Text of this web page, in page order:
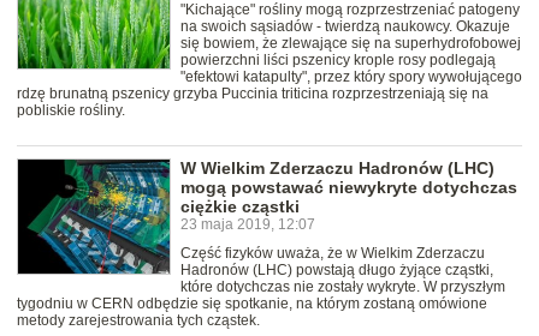
"Kichające" rośliny mogą rozprzestrzeniać patogeny
na swoich sąsiadów - twierdzą naukowcy. Okazuje
się bowiem, że zlewające się na superhydrofobowej
powierzchni liści pszenicy krople rosy podlegają
"efektowi katapulty", przez który spory wywołującego
rdzę brunatną pszenicy grzyba Puccinia triticina rozprzestrzeniają się na
pobliskie rośliny.
W Wielkim Zderzaczu Hadronów (LHC)
mogą powstawać niewykryte dotychczas
ciężkie cząstki
23 maja 2019, 12:07
Część fizyków uważa, że w Wielkim Zderzaczu
Hadronów (LHC) powstają długo żyjące cząstki,
które dotychczas nie zostały wykryte. W przyszłym
tygodniu w CERN odbędzie się spotkanie, na którym zostaną omówione
metody zarejestrowania tych cząstek.